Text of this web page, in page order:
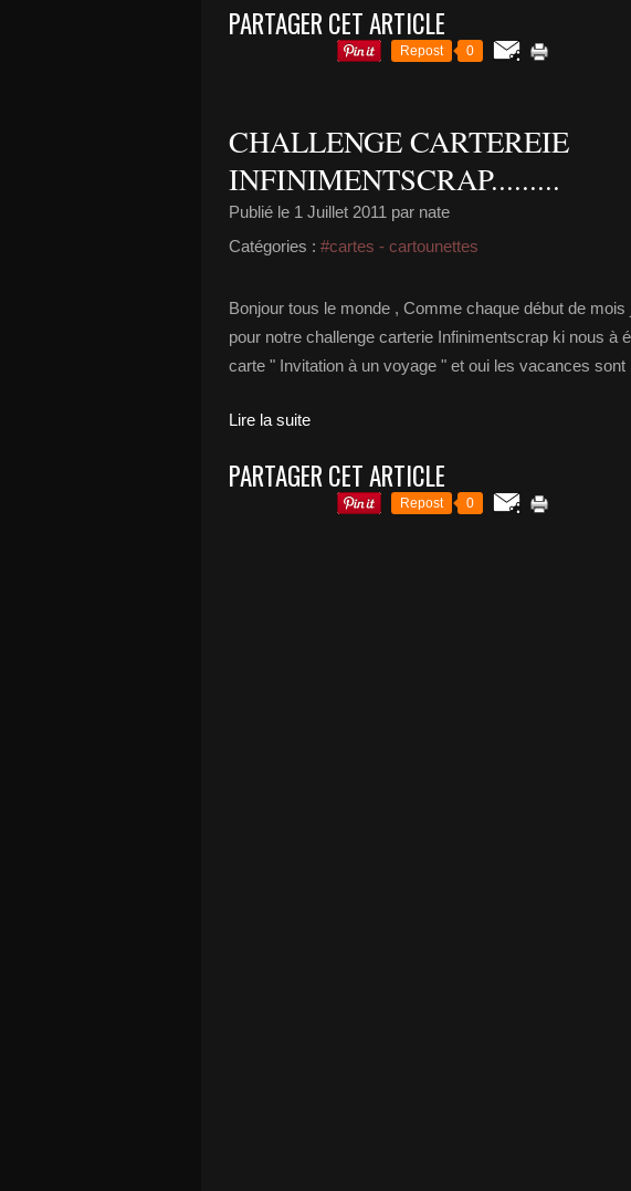
PARTAGER CET ARTICLE
Repost 0
CHALLENGE CARTEREIE
INFINIMENTSCRAP.........
Publié le 1 Juillet 2011 par nate
Catégories : #cartes - cartounettes
Bonjour tous le monde , Comme chaque début de
pour notre challenge carterie Infinimentscrap ki nous à
carte " Invitation à un voyage " et oui les vacances sont
Lire la suite
PARTAGER CET ARTICLE
Repost 0